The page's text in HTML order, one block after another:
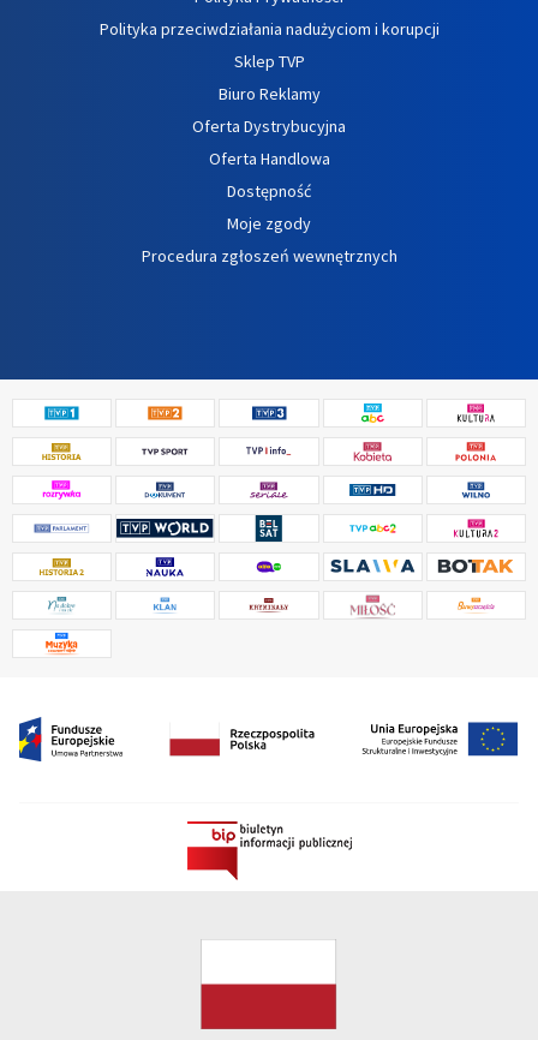
Polityka przeciwdziałania nadużyciom i korupcji
Sklep TVP
Biuro Reklamy
Oferta Dystrybucyjna
Oferta Handlowa
Dostępność
Moje zgody
Procedura zgłoszeń wewnętrznych